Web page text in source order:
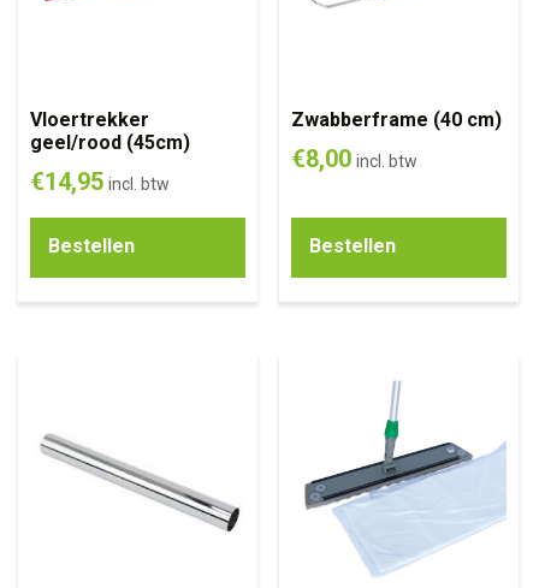
Vloertrekker
geel/rood (45cm)
€14,95 incl. btw
Bestellen
Zwabberframe (40 cm)
€8,00 incl. btw
Bestellen